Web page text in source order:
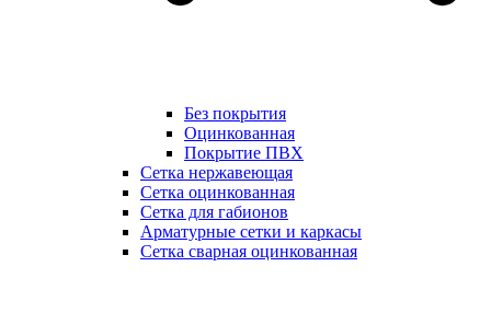
Без покрытия
Оцинкованная
Покрытие ПВХ
Сетка нержавеющая
Сетка оцинкованная
Сетка для габионов
Арматурные сетки и каркасы
Сетка сварная оцинкованная